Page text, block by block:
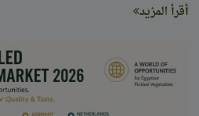
أقرأ المزيد